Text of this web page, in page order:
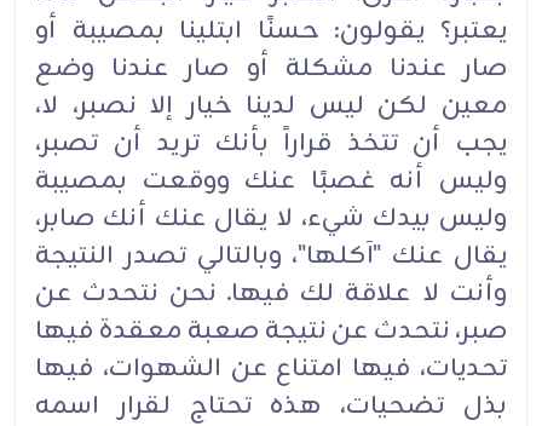
يعتبر؟ يقولون: حسنًا ابتلينا بمصيبة أو
صار عندنا مشكلة أو صار عندنا وضع
معين لكن ليس لدينا خيار إلا نصبر، لا،
يجب أن تتخذ قراراً بأنك تريد أن تصبر،
وليس أنه غصبًا عنك ووقعت بمصيبة
وليس بيدك شيء، لا يقال عنك أنك صابر،
يقال عنك "آكلها"، وبالتالي تصدر النتيجة
وأنت لا علاقة لك فيها. نحن نتحدث عن
صبر، نتحدث عن نتيجة صعبة معقدة فيها
تحديات، فيها امتناع عن الشهوات، فيها
بذل تضحيات، هذه تحتاج لقرار اسمه